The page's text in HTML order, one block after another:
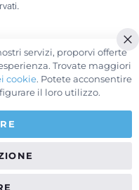
servizi, proporvi offerte
Trovate maggiori
cookie. Potete acconsentire
il loro utilizzo.